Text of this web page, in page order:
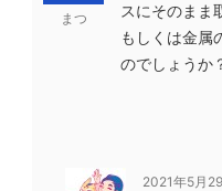
まつ
スにそのまま
もしくは金属
のでしょうか
2021年5月